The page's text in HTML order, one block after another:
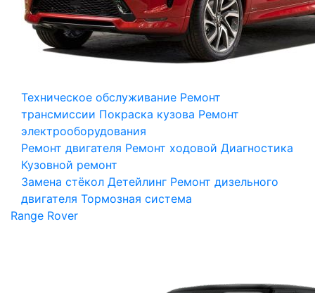
Техническое обслуживание Ремонт
трансмиссии Покраска кузова Ремонт
электрооборудования
Ремонт двигателя Ремонт ходовой Диагностика
Кузовной ремонт
Замена стёкол Детейлинг Ремонт дизельного
двигателя Тормозная система
Range Rover